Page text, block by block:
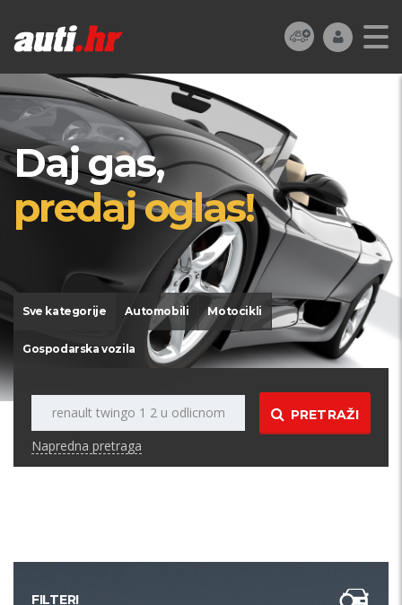
Daj gas,
predaj oglas!
Sve kategorije Automobili Motocikli
Gospodarska vozila
PRETRAŽI
Napredna pretraga
FILTERI